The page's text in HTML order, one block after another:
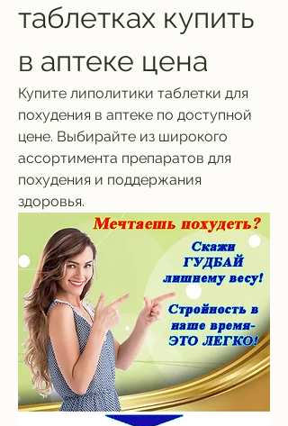
таблетках купить
в аптеке цена
Купите липолитики таблетки для
похудения в аптеке по доступной
цене. Выбирайте из широкого
ассортимента препаратов для
похудения и поддержания
здоровья.